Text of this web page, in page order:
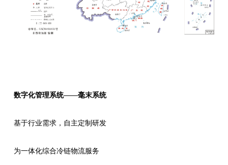
数字化管理系统——毫末系统
基于行业需求，自主定制研发
为一体化综合冷链物流服务